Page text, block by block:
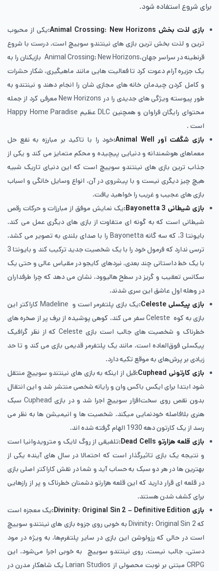
برای شروع استفاده شود.
بازی لذت بخش Animal Crossing: New Horizons: یکی از محبوب
ترین و لذت بخش ترین بازی های نینتندو سوییچ است. درست با شروع
قرنطینه در سراسر جهان،Animal Crossing: New Horizons بازیکنان را به
یک جزیره آرام دعوت کرد تا فعالیت هایی مانند ماهیگیری، شکار حشرات
و کامل کردن چیدمان خانه های مجازی شان را انجام دهند و نینتندو به
طور پیوسته ویژگی های جدیدی را در New Horizons معرفی کرد از جمله
محتوای رایگان فراوان و همچنین DLC عظیم Happy Home Paradise
است .
بازی شگفت آور Animal Well: خود را با تاکید بر مبارزه به نفع حل
معماهای هوشمندانه و دنیایی پیچیده و محکم متمایز می کند و یکی از
جذاب ترین بازی های نینتندو سوییچ است که این دنیای تاریک شبیه
هیچ چیز دیگری نیست و با پیشروی در آن، انواع وسایل خانگی و اسباب
بازی های عجیب و غریب را خواهید یافت.
بازی شیطانی Bayonetta 3: یک نمایش موفق از مبارزات و حرکات رقص
شیطانی است که به گونه ای متفاوت از بازی های دیگری عمل می کند.
بایونتا 3، که سه گانه Bayonetta را با صدای بلندی به تصویر می کشد،
ترسی ندارد که فرمول خود را با یک شخصیت جدید ترکیب کند و بایونتا 3
با یک خط داستانی چند بعدی، نبردهای کایجو در مقیاس عالی و حتی یک
سکانس تعقیب و گریز در سطح هالیوود، نشان می دهد که چرا طرفداران
در وهله اول عاشق این سری شدند.
بازی پیکسلی Celeste:
یک بازی پلتفرمر است و Madeline کاراکتر این
بازی به کوه Celeste سفر می کند، کوهی پوشیده از برف پر از صخره های
خطرناک و شخصیت های جالب است بازی Celeste که از نظر گرافیک
پیکسلی فوق‌العاده است، مانند یک پلتفرمر قدیمی بازی می کند و تا حد
زیادی بر پرش‌های به موقع تکیه دارد.
بازی کارتونی Cuphead: قبل از اینکه به بازی های نینتندو سوییچ منتقل
شود ابتدا برای ایکس باکس وان و رایانه شخصی منتشر شد و این انتقال
بدون نقص روی سخت‌افزار سوییچ اجرا شد و در بازی Cuphead سبک
هنری بلافاصله خودنمایی میکند. شخصیت ها و انیمیشن ها به نظر می
رسد از یک کارتون دهه 1930 الهام گرفته شده اند.
بازی قلعه هزارتو Dead Cells: تلفیقی از روگ لایک و مترویدوانیا است
و نتیجه یک بازی تاثیرگذار است که احتمالا در سال های آینده یکی از
بهترین ها در هر دو سبک به حساب آید و شما در نقش کاراکتر اصلی بازی
در قلعه ای قرار دارید که این قلعه هزارتو دشمنان خطرناک و پر از رازهایی
برای کشف شدن هستند.
بازی Divinity: Original Sin 2 – Definitive Edition: یک معجزه است
که Divinity: Original Sin 2 به خوبی روی جزوه بازی های نینتندو سوییچ
است در حالی که رزولوشن این بازی در سایر پلتفرم‌ها، به ویژه در مود
دستی، جالب نیست، روی نینتندو سوییچ به خوبی اجرا می‌شود. این
CRPG مبتنی بر نوبت محصولی از Larian Studios یک شاهکار مدرن در